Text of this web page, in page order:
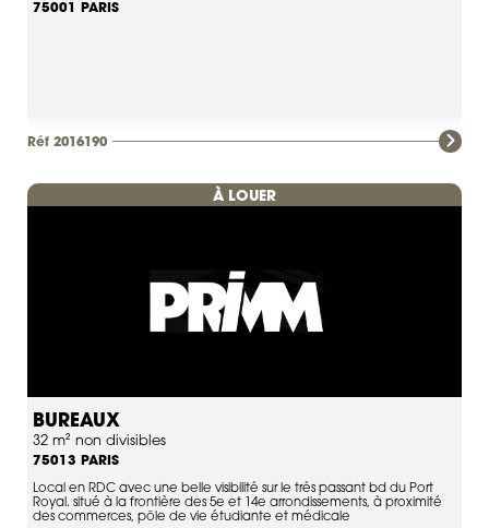
75001 PARIS
Réf 2016190
À LOUER
BUREAUX
32 m² non divisibles
75013 PARIS
Local en RDC avec une belle visibilité sur le trés passant bd du Port
Royal. situé à la frontière des 5e et 14e arrondissements, à proximité
des commerces, pôle de vie étudiante et médicale